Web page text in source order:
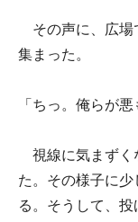
その声に、広場
集まった。
「ちっ。俺らが
視線に気まずく
た。その様子に
る。そうして、